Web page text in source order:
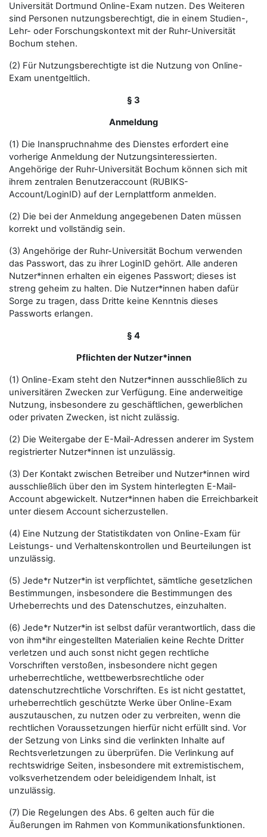
Universität Dortmund Online-Exam nutzen. Des Weiteren
sind Personen nutzungsberechtigt, die in einem Studien-,
Lehr- oder Forschungskontext mit der Ruhr-Universität
Bochum stehen.
(2) Für Nutzungsberechtigte ist die Nutzung von Online-
Exam unentgeltlich.
§ 3
Anmeldung
(1) Die Inanspruchnahme des Dienstes erfordert eine
vorherige Anmeldung der Nutzungsinteressierten.
Angehörige der Ruhr-Universität Bochum können sich mit
ihrem zentralen Benutzeraccount (RUBIKS-
Account/LoginID) auf der Lernplattform anmelden.
(2) Die bei der Anmeldung angegebenen Daten müssen
korrekt und vollständig sein.
(3) Angehörige der Ruhr-Universität Bochum verwenden
das Passwort, das zu ihrer LoginID gehört. Alle anderen
Nutzer*innen erhalten ein eigenes Passwort; dieses ist
streng geheim zu halten. Die Nutzer*innen haben dafür
Sorge zu tragen, dass Dritte keine Kenntnis dieses
Passworts erlangen.
§ 4
Pflichten der Nutzer*innen
(1) Online-Exam steht den Nutzer*innen ausschließlich zu
universitären Zwecken zur Verfügung. Eine anderweitige
Nutzung, insbesondere zu geschäftlichen, gewerblichen
oder privaten Zwecken, ist nicht zulässig.
(2) Die Weitergabe der E-Mail-Adressen anderer im System
registrierter Nutzer*innen ist unzulässig.
(3) Der Kontakt zwischen Betreiber und Nutzer*innen wird
ausschließlich über den im System hinterlegten E-Mail-
Account abgewickelt. Nutzer*innen haben die Erreichbarkeit
unter diesem Account sicherzustellen.
(4) Eine Nutzung der Statistikdaten von Online-Exam für
Leistungs- und Verhaltenskontrollen und Beurteilungen ist
unzulässig.
(5) Jede*r Nutzer*in ist verpflichtet, sämtliche gesetzlichen
Bestimmungen, insbesondere die Bestimmungen des
Urheberrechts und des Datenschutzes, einzuhalten.
(6) Jede*r Nutzer*in ist selbst dafür verantwortlich, dass die
von ihm*ihr eingestellten Materialien keine Rechte Dritter
verletzen und auch sonst nicht gegen rechtliche
Vorschriften verstoßen, insbesondere nicht gegen
urheberrechtliche, wettbewerbsrechtliche oder
datenschutzrechtliche Vorschriften. Es ist nicht gestattet,
urheberrechtlich geschützte Werke über Online-Exam
auszutauschen, zu nutzen oder zu verbreiten, wenn die
rechtlichen Voraussetzungen hierfür nicht erfüllt sind. Vor
der Setzung von Links sind die verlinkten Inhalte auf
Rechtsverletzungen zu überprüfen. Die Verlinkung auf
rechtswidrige Seiten, insbesondere mit extremistischem,
volksverhetzendem oder beleidigendem Inhalt, ist
unzulässig.
(7) Die Regelungen des Abs. 6 gelten auch für die
Äußerungen im Rahmen von Kommunikationsfunktionen.